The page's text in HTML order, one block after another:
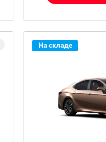
На складе